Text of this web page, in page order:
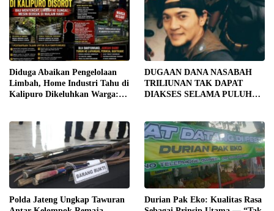
Diduga Abaikan Pengelolaan
Limbah, Home Industri Tahu di
Kalipuro Dikeluhkan Warga:
DUGAAN DANA NASABAH
TRILIUNAN TAK DAPAT
DIAKSES SELAMA PULUHAN
TRANSPARANSI DAN
PEMERIKSAAN
MENYELURUH
Polda Jateng Ungkap Tawuran
Durian Pak Eko: Kualitas Rasa